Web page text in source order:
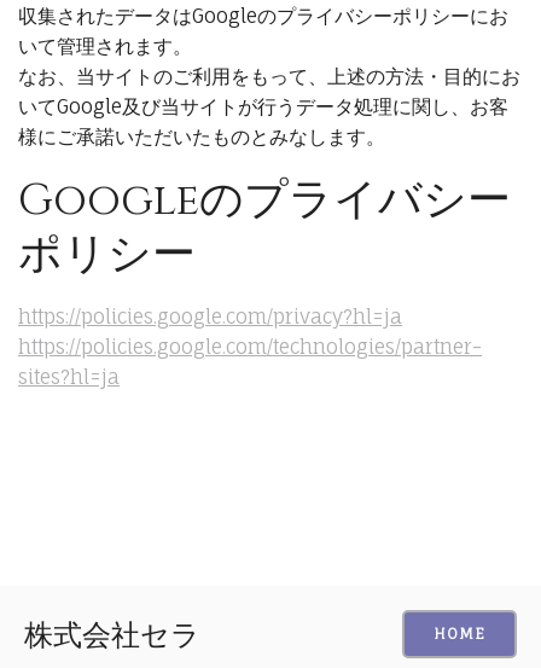
収集されたデータはGoogleのプライバシーポリシーにお
いて管理されます。
なお、当サイトのご利用をもって、上述の方法・目的にお
いてGoogle及び当サイトが行うデータ処理に関し、お客
様にご承諾いただいたものとみなします。
Googleのプライバシー
ポリシー
https://policies.google.com/privacy?hl=ja
https://policies.google.com/technologies/partner-
sites?hl=ja
株式会社セラ HOME